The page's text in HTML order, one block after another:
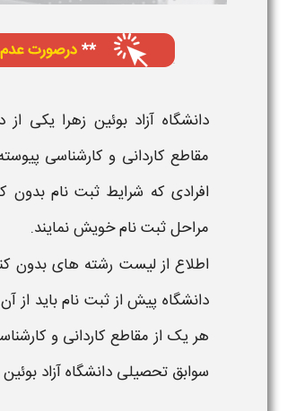
دانشگاه آزاد بوئین زهرا یکی از
مقاطع کاردانی و کارشناسی
افرادی که شرایط ثبت نامبدون
مراحل ثبت نام خویش نمایند.
اطلاع ازلیست رشته های بدون
دانشگاه پیش از ثبت نام باید از
هر یک از مقاطع کاردانی و
سوابق تحصیلی دانشگاه آزاد بوئین